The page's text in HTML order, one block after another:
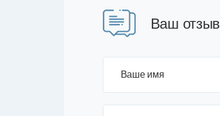
Ваш отзыв
Ваше имя